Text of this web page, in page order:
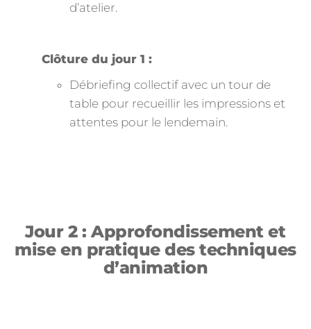
d’atelier.
Clôture du jour 1 :
Débriefing collectif avec un tour de
table pour recueillir les impressions et
attentes pour le lendemain.
Jour 2 : Approfondissement et
mise en pratique des techniques
d’animation